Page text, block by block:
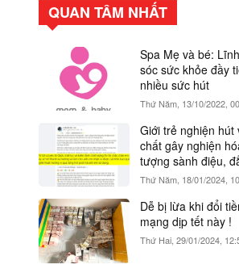
QUAN TÂM NHẤT
Spa Mẹ và bé:
sóc sức khỏe đầy
nhiều sức hút
Thứ Năm, 13/10/2022,
Giới trẻ nghiện hút
chất gây nghiện
tượng sành điệu,
Thứ Năm, 18/01/2024,
Dễ bị lừa khi đổi
mạng dịp tết này !
Thứ Hai, 29/01/2024,